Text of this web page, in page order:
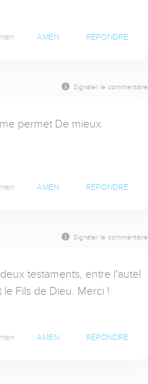
AMEN RÉPONDRE
Signaler le commentaire
permet De mieux
AMEN RÉPONDRE
Signaler le commentaire
testaments, entre l'autel
Fils de Dieu. Merci !
AMEN RÉPONDRE